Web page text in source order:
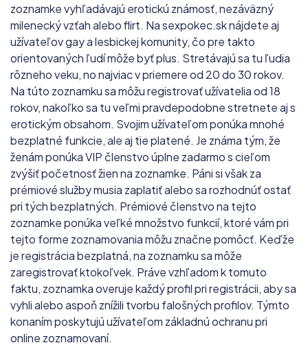
zoznamke vyhľadávajú erotickú známosť, nezáväzný
milenecký vzťah alebo flirt. Na sexpokec.sk nájdete aj
užívateľov gay a lesbickej komunity, čo pre takto
orientovaných ľudí môže byť plus. Stretávajú sa tu ľudia
rôzneho veku, no najviac v priemere od 20 do 30 rokov.
Na túto zoznamku sa môžu registrovať užívatelia od 18
rokov, nakoľko sa tu veľmi pravdepodobne stretnete aj s
erotickým obsahom. Svojim užívateľom ponúka mnohé
bezplatné funkcie, ale aj tie platené. Je známa tým, že
ženám ponúka VIP členstvo úplne zadarmo s cieľom
zvýšiť početnosť žien na zoznamke. Páni si však za
prémiové služby musia zaplatiť alebo sa rozhodnúť ostať
pri tých bezplatných. Prémiové členstvo na tejto
zoznamke ponúka veľké množstvo funkcií, ktoré vám pri
tejto forme zoznamovania môžu značne pomôcť. Keďže
je registrácia bezplatná, na zoznamku sa môže
zaregistrovať ktokoľvek. Práve vzhľadom k tomuto
faktu, zoznamka overuje každý profil pri registrácii, aby sa
vyhli alebo aspoň znížili tvorbu falošných profilov. Týmto
konaním poskytujú užívateľom základnú ochranu pri
online zoznamovaní.